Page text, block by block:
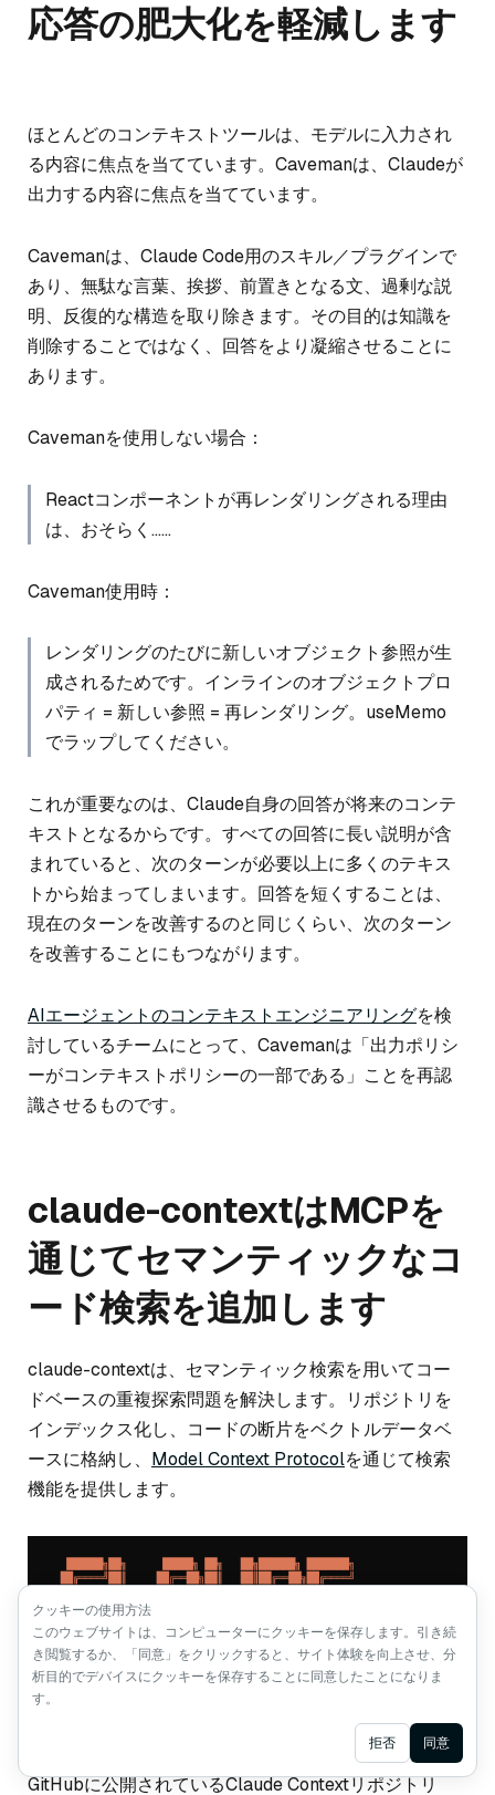
応答の肥大化を軽減します
ほとんどのコンテキストツールは、モデルに入力され
る内容に焦点を当てています。Cavemanは、Claudeが
出力する内容に焦点を当てています。
Cavemanは、Claude Code用のスキル／プラグインで
あり、無駄な言葉、挨拶、前置きとなる文、過剰な説
明、反復的な構造を取り除きます。その目的は知識を
削除することではなく、回答をより凝縮させることに
あります。
Cavemanを使用しない場合：
Reactコンポーネントが再レンダリングされる理由
は、おそらく……
Caveman使用時：
レンダリングのたびに新しいオブジェクト参照が生
成されるためです。インラインのオブジェクトプロ
パティ = 新しい参照 = 再レンダリング。useMemo
でラップしてください。
これが重要なのは、Claude自身の回答が将来のコンテ
キストとなるからです。すべての回答に長い説明が含
まれていると、次のターンが必要以上に多くのテキス
トから始まってしまいます。回答を短くすることは、
現在のターンを改善するのと同じくらい、次のターン
を改善することにもつながります。
AIエージェントのコンテキストエンジニアリングを検
討しているチームにとって、Cavemanは「出力ポリシ
ーがコンテキストポリシーの一部である」ことを再認
識させるものです。
claude-contextはMCPを
通じてセマンティックなコ
ード検索を追加します
claude-contextは、セマンティック検索を用いてコー
ドベースの重複探索問題を解決します。リポジトリを
インデックス化し、コードの断片をベクトルデータベ
ースに格納し、 Model Context Protocolを通じて検索
機能を提供します。
GitHubに公開されているClaude Contextリポジトリ
Ask AI
クッキーの使用方法
このウェブサイトは、コンピューターにクッキーを保存します。引き続
き閲覧するか、「同意」をクリックすると、サイト体験を向上させ、分
析目的でデバイスにクッキーを保存することに同意したことになりま
す。
拒否 同意